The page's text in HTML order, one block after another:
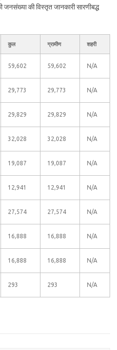
की विस्तृत जानकारी सारणीबद्ध
कुल ग्रामीण शहरी
59,602 59,602 N/A
29,773 29,773 N/A
29,829 29,829 N/A
32,028 32,028 N/A
19,087 19,087 N/A
12,941 12,941 N/A
27,574 27,574 N/A
16,888 16,888 N/A
16,888 16,888 N/A
293 293 N/A